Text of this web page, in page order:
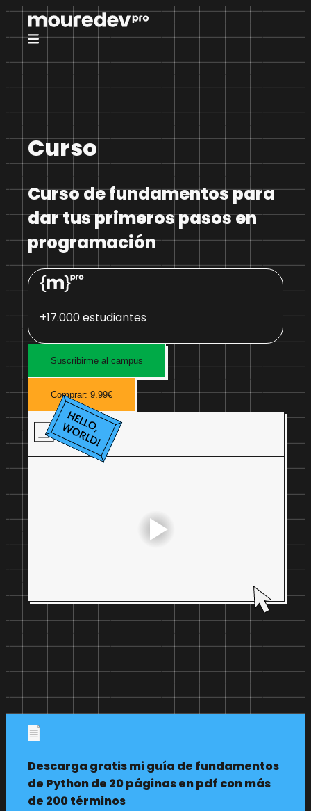
Curso
Curso de fundamentos para
dar tus primeros pasos en
programación
+17.000 estudiantes
Suscribirme al campus
Comprar: 9.99€
Descarga gratis mi guía de fundamentos
de Python de 20 páginas en pdf con más
de 200 términos